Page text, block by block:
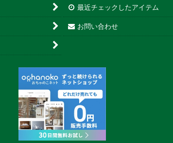
最近チェックしたアイテム
お問い合わせ